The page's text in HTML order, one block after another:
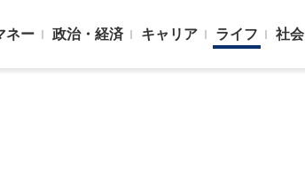
ネー 政治・経済 キャリア ライフ 社会